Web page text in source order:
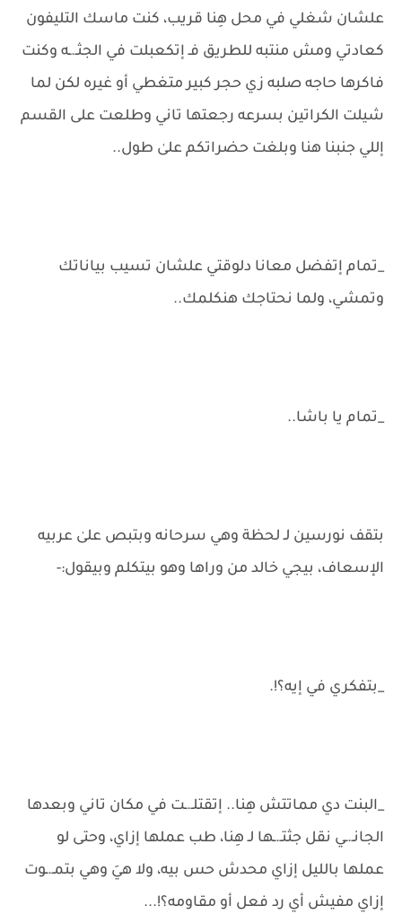
علشان شغلي في محل هِنا قريب، كنت ماسك التليفون
كعادتي ومش منتبه للطريق فـ إتكعبلت في الجثـ.ـه وكنت
فاكرها حاجه صلبه زي حجر كبير متغطي أو غيره لكن لما
شيلت الكراتين بسرعه رجعتها تاني وطلعت على القسم
إللي جنبنا هنا وبلغت حضراتكم علىٰ طول..
_تمام إتفضل معانا دلوقتي علشان تسيب بياناتك
وتمشي، ولما نحتاجك هنكلمك..
_تمام يا باشا..
بتقف نورسين لـ لحظة وهي سرحانه وبتبص علىٰ عربيه
الإسعاف، بيجي خالد من وراها وهو بيتكلم وبيقول:-
_بتفكري في إيه؟!.
_البنت دي مماتتش هِنا.. إتقتلـ.ـت في مكان تاني وبعدها
الجانـ.ـي نقل جثتـ.ـها لـ هِنا، طب عملها إزاي، وحتى لو
عملها بالليل إزاي محدش حس بيه، ولا هيَ وهي بتمـ.ـوت
إزاي مفيش أي رد فعل أو مقاومه؟!...